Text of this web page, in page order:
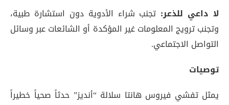
لا داعي للذعر: تجنب شراء الأدوية دون استشارة طبية،
وتجنب ترويج المعلومات غير المؤكدة أو الشائعات عبر وسائل
التواصل الاجتماعي.
توصيات
يمثل تفشي فيروس هانتا سلالة “أنديز” حدثاً صحياً خطيراً